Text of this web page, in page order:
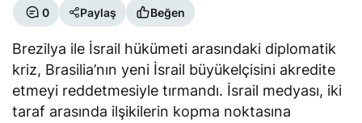
0 Paylaş Beğen
Brezilya ile İsrail hükümeti arasındaki diplomatik
kriz, Brasilia’nın yeni İsrail büyükelçisini akredite
etmeyi reddetmesiyle tırmandı. İsrail medyası, iki
taraf arasında ilşikilerin kopma noktasına